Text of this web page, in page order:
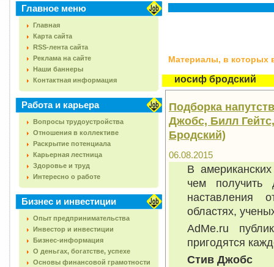
Главное меню
Главная
Карта сайта
RSS-лента сайта
Реклама на сайте
Наши баннеры
Контактная информация
Работа и карьера
Вопросы трудоустройства
Отношения в коллективе
Раскрытие потенциала
Карьерная лестница
Здоровье и труд
Интересно о работе
Бизнес и инвестиции
Опыт предпринимательства
Инвестор и инвестиции
Бизнес-информация
О деньгах, богатстве, успехе
Основы финансовой грамотности
Материалы, в которых
иосиф бродский
Подборка
Джобс, Билл
Бродский)
06.08.2015
В
чем получить
наставления
областях,
AdMe.ru
пригодятся
Стив Джобс